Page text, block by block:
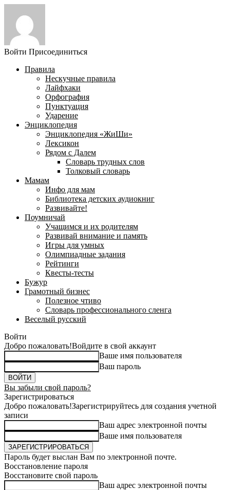
Войти Присоединиться
Правила
Нескучные правила
Лайфхаки
Орфография
Пунктуация
Ударение
Энциклопедия
Энциклопедия «ЖиШи»
Лексикон
Рядом с Далем
Словарь трудных слов
Толковый словарь
Мамам
Инфо для мам
Библиотека детских аудиокниг
Развивайте!
Поумничай
Учащимся и их родителям
Развивай внимание и память
Игры для умных
Олимпиадные задания
Рейтинги
Квесты-тесты
Бужур
Грамотный бизнес
Полезное чтиво
Словарь профессионального сленга
Веселый русский
Войти
Добро пожаловать!Войдите в свой аккаунт
Ваше имя пользователя
Ваш пароль
Вы забыли свой пароль?
Зарегистрироваться
Добро пожаловать!Зарегистрируйтесь для создания учетной
записи
Ваш адрес электронной почты
Ваше имя пользователя
Пароль будет выслан Вам по электронной почте.
Восстановление пароля
Восстановите свой пароль
Ваш адрес электронной почты